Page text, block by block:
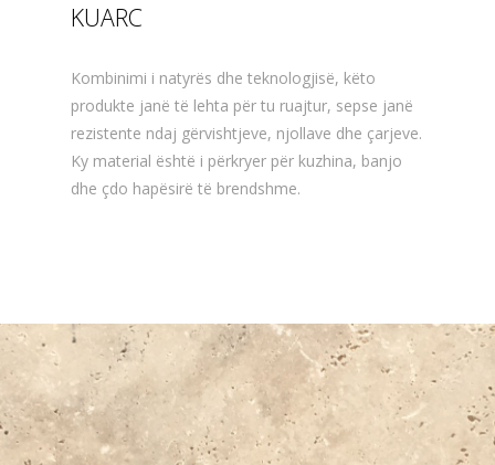
KUARC
Kombinimi i natyrës dhe teknologjisë, këto
produkte janë të lehta për tu ruajtur, sepse janë
rezistente ndaj gërvishtjeve, njollave dhe çarjeve.
Ky material është i përkryer për kuzhina, banjo
dhe çdo hapësirë të brendshme.